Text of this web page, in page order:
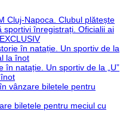
Cluj-Napoca. Clubul plătește
înregistrați. Oficialii ai
în natație. Un sportiv de la
la înot
în natație. Un sportiv de la „U”
în vânzare biletele pentru
biletele pentru meciul cu